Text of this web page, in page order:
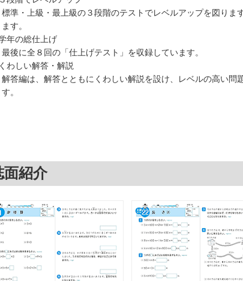
準・上級・最上級の３段階のテストでレベルアップを図りま
す。
年の総仕上げ
後に全８回の「仕上げテスト」を収録しています。
わしい解答・解説
答編は、解答とともにくわしい解説を設け、レベルの高い問
。
面紹介